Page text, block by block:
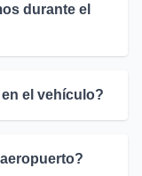
durante el
el vehículo?